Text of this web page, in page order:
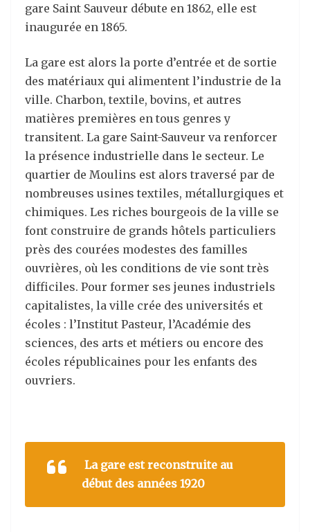
gare Saint Sauveur débute en 1862, elle est
inaugurée en 1865.
La gare est alors la porte d’entrée et de sortie
des matériaux qui alimentent l’industrie de la
ville. Charbon, textile, bovins, et autres
matières premières en tous genres y
transitent. La gare Saint-Sauveur va renforcer
la présence industrielle dans le secteur. Le
quartier de Moulins est alors traversé par de
nombreuses usines textiles, métallurgiques et
chimiques. Les riches bourgeois de la ville se
font construire de grands hôtels particuliers
près des courées modestes des familles
ouvrières, où les conditions de vie sont très
difficiles. Pour former ses jeunes industriels
capitalistes, la ville crée des universités et
écoles : l’Institut Pasteur, l’Académie des
sciences, des arts et métiers ou encore des
écoles républicaines pour les enfants des
ouvriers.
La gare est reconstruite au
début des années 1920